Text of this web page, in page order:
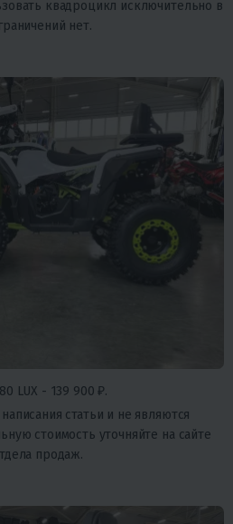
квадроцикл исключительно в
нет.
LUX - 139 900 ₽.
статьи и не являются
стоимость уточняйте на сайте
продаж.